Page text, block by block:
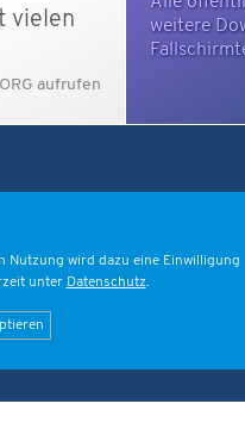
vielen
aufrufen
weitere
Nutzung wird dazu eine Einwilligung
unter Datenschutz.